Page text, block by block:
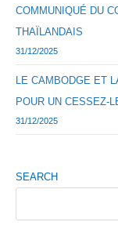
COMMUNIQUÉ DU
THAÏLANDAIS
31/12/2025
LE CAMBODGE ET
POUR UN CESSEZ-
31/12/2025
SEARCH